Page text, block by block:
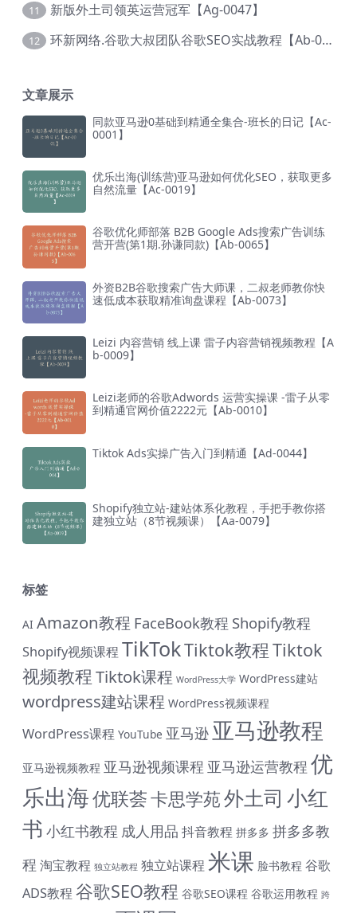
11 新版外土司领英运营冠军【Ag-0047】
12 环新网络.谷歌大叔团队谷歌SEO实战教程【Ab-0024】
文章展示
同款亚马逊0基础到精通全集合-班长的日记【Ac-
0001】
优乐出海(训练营)亚马逊如何优化SEO，获取更多
自然流量【Ac-0019】
谷歌优化师部落 B2B Google Ads搜索广告训练
营开营(第1期.孙谦同款)【Ab-0065】
外资B2B谷歌搜索广告大师课，二叔老师教你快
速低成本获取精准询盘课程【Ab-0073】
Leizi 内容营销 线上课 雷子内容营销视频教程【A
b-0009】
Leizi老师的谷歌Adwords 运营实操课 -雷子从零
到精通官网价值2222元【Ab-0010】
Tiktok Ads实操广告入门到精通【Ad-0044】
Shopify独立站-建站体系化教程，手把手教你搭
建独立站（8节视频课）【Aa-0079】
标签
AI Amazon教程 FaceBook教程 Shopify教程
Shopify视频课程TikTokTiktok教程Tiktok
视频教程Tiktok课程 WordPress大学 WordPress建站
wordpress建站课程 WordPress视频课程
WordPress课程 YouTube 亚马逊 亚马逊教程
亚马逊视频教程 亚马逊视频课程 亚马逊运营教程 优
乐出海优联荟卡思学苑外土司 小红
书 小红书教程 成人用品 抖音教程 拼多多 拼多多教
程 淘宝教程 独立站教程 独立站课程米课 脸书教程 谷歌
ADS教程谷歌SEO教程 谷歌SEO课程 谷歌运用教程 跨